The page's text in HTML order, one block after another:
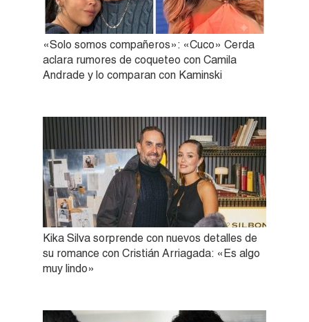
«Solo somos compañeros»: «Cuco» Cerda
aclara rumores de coqueteo con Camila
Andrade y lo comparan con Kaminski
Kika Silva sorprende con nuevos detalles de
su romance con Cristián Arriagada: «Es algo
muy lindo»